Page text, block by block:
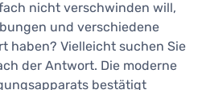
nicht verschwinden will,
und verschiedene
haben? Vielleicht suchen Sie
der Antwort. Die moderne
bestätigt